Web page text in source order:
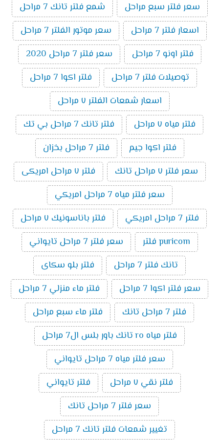
سعر فلتر سبع مراحل
شمع فلتر تانك 7 مراحل
اسعار فلتر 7 مراحل
سعر موتور الفلتر 7 مراحل
فلتر اونو 7 مراحل
سعر فلتر 7 مراحل 2020
توصيلات فلتر 7 مراحل
فلتر اكوا 7 مراحل
اسعار شمعات الفلتر ٧ مراحل
فلتر مياه ٧ مراحل
فلتر تانك 7 مراحل بي تك
فلتر اكوا جيم
فلتر 7 مراحل بخزان
سعر فلتر ٧ مراحل تانك
فلتر ٧ مراحل امريكى
سعر فلتر مياه 7 مراحل امريكي
فلتر 7 مراحل امريكي
فلتر باناسونيك ٧ مراحل
puricom فلتر
سعر فلتر 7 مراحل تايواني
تانك فلتر 7 مراحل
فلتر بلو سكاى
سعر فلتر اكوا 7 مراحل
فلتر ماء منزلي 7 مراحل
فلتر 7 مراحل تانك
فلتر ماء سبع مراحل
فلتر مياه ro تانك باور بلس ال7 مراحل
سعر فلتر مياه 7 مراحل تايواني
فلتر نقي ٧ مراحل
فلتر تايواني
سعر فلتر 7 مراحل تانك
تغيير شمعات فلتر تانك 7 مراحل